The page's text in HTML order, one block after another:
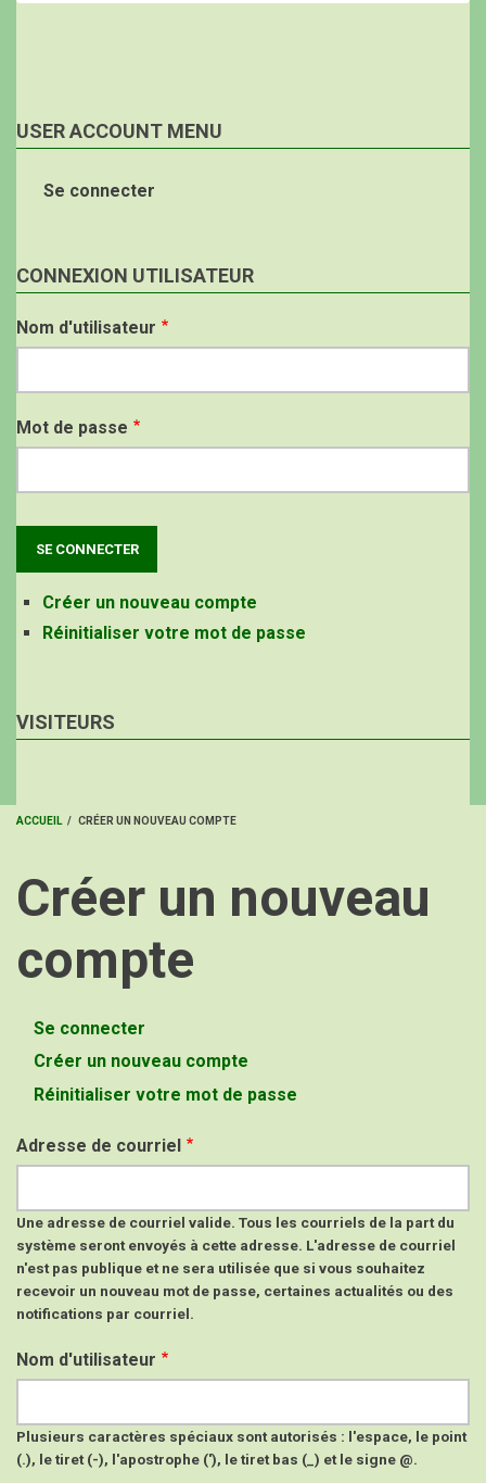
USER ACCOUNT MENU
Se connecter
CONNEXION UTILISATEUR
Nom d'utilisateur
Mot de passe
Créer un nouveau compte
Réinitialiser votre mot de passe
VISITEURS
D'ARIANE
ACCUEIL / CRÉER UN NOUVEAU COMPTE
Créer un nouveau
compte
Onglets
principaux
Se connecter
Créer un nouveau compte
actif)
Réinitialiser votre mot de passe
Adresse de courriel
Une adresse de courriel valide. Tous les courriels de la part du
système seront envoyés à cette adresse. L'adresse de courriel
n'est pas publique et ne sera utilisée que si vous souhaitez
recevoir un nouveau mot de passe, certaines actualités ou des
notifications par courriel.
Nom d'utilisateur
Plusieurs caractères spéciaux sont autorisés : l'espace, le point
(.), le tiret (-), l'apostrophe ('), le tiret bas (_) et le signe @.